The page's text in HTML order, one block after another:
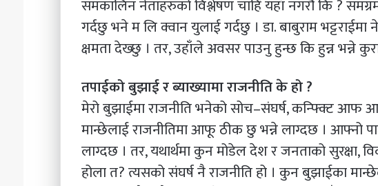
समकालिन नेताहरुको विश्लेषण चाहिँ यहाँ नगरौं कि ?
गर्दछु भने म लि क्वान युलाई गर्दछु । डा. बाबुराम
क्षमता देख्छु । तर, उहाँले अवसर पाउनु हुन्छ कि हुन्न भन्ने
तपाईको बुझाई र ब्याख्यामा राजनीति के हो ?
मेरो बुझाईमा राजनीति भनेको सोच–संघर्ष, कन्फ्क्टि आफ
मान्छेलाई राजनीतिमा आफू ठीक छु भन्ने लाग्दछ । आफ्नो
लाग्दछ । तर, यथार्थमा कुन मोडेल देश र जनताको सुरक्षा,
होला त? त्यसको संघर्ष नै राजनीति हो । कुन बुझाईका